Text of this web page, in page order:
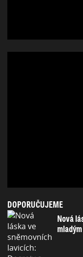
DOPORUČUJEME
Nová